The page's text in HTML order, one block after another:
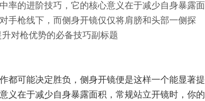
率的进阶技巧，它的核心意义在于减少自身暴露面
手枪线下，而侧身开镜仅仅将肩膀和头部一侧探
对枪优势的必备技巧副标题
都可能决定胜负，侧身开镜便是这样一个能显著提
义在于减少自身暴露面积，常规站立开镜时，你的